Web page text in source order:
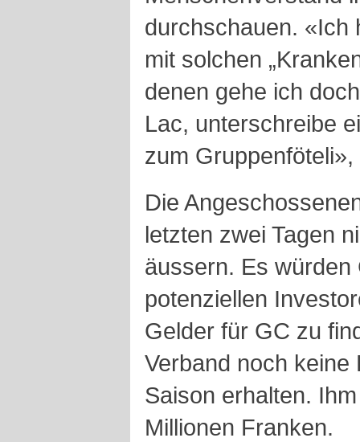
durchschauen. «Ich
mit solchen
denen gehe ich
Lac, unterschreibe
zum
Die
letzten zwei Tagen
äussern. Es würden
potenziellen
Gelder für GC zu
Verband noch
Saison erhalten.
Millionen Franken.